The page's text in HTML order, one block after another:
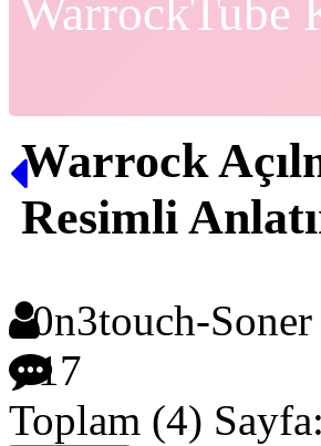
WarrockTube
Warrock
Resimli
0n3touch-Soner
17
Toplam (4) Sayfa: